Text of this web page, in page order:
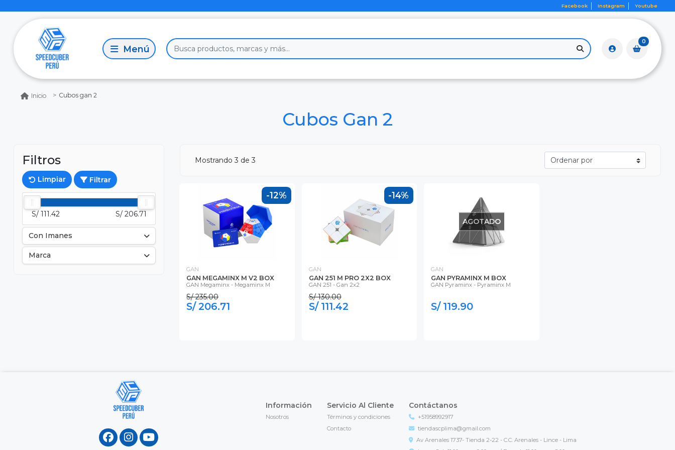
Facebook Instagram Youtube
0
Inicio Cubos gan 2
Cubos Gan 2
Filtros
Limpiar Filtrar
S/ 111.42 S/ 206.71
Con Imanes
Marca
Mostrando3 de 3
-12%
GAN
GAN MEGAMINX M V2 BOX
GAN Megaminx - Megaminx M
S/ 235.00
S/ 206.71
-14%
GAN
GAN 251 M PRO 2X2 BOX
GAN 251 - Gan 2x2
S/ 130.00
S/ 111.42
AGOTADO
GAN
GAN PYRAMINX M BOX
GAN Pyraminx - Pyraminx M
S/ 119.90
Información
Nosotros
Servicio Al Cliente
Términos y condiciones
Contacto
Contáctanos
+51958992917
tiendascplima@gmail.com
Av Arenales 1737- Tienda 2-22 - C.C. Arenales - Lince - Lima